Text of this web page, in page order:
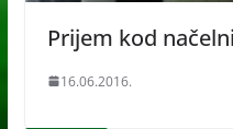
Prijem kod
16.06.2016.